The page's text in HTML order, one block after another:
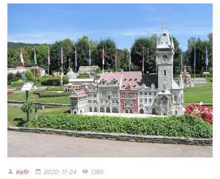
person Kefir date_range 2020-11-24 remove_red_eye 1385